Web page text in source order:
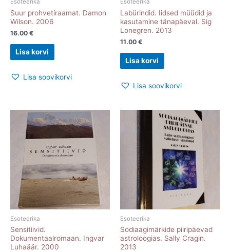
Suur prohvetiraamat. Damon
Wilson. 2006
16.00 €
Lisa korvi
Lisa soovikorvi
Labürindid. Iidsed müüdid ja
kasutamine tänapäeval. Sig
Lonegren. 2013
11.00 €
Lisa korvi
Lisa soovikorvi
Esoteerika
Sensitiivid.
Dokumentaalromaan. Ingvar
Luhaäär. 2000
Esoteerika
Sodiaagimärkide piiripäevad
astroloogias. Sally Cragin.
2013